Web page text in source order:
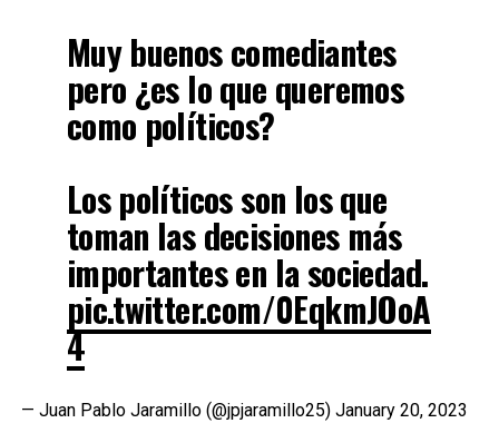
Muy buenos comediantes
pero ¿es lo que queremos
como políticos?
Los políticos son los que
toman las decisiones más
importantes en la sociedad.
pic.twitter.com/0EqkmJOoA
4
— Juan Pablo Jaramillo (@jpjaramillo25) January 20, 2023